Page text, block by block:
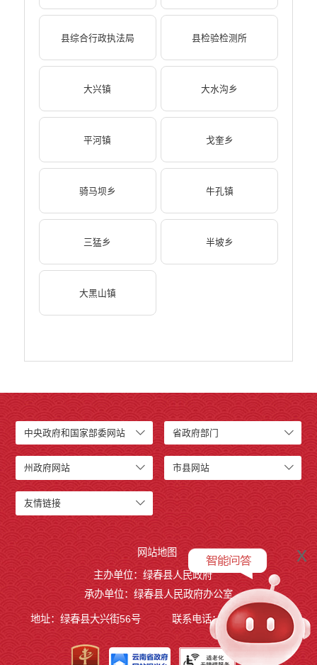
县综合行政执法局 县检验检测所
大兴镇 大水沟乡
平河镇 戈奎乡
骑马坝乡 牛孔镇
三猛乡 半坡乡
大黑山镇
中央政府和国家部委网站 省政府部门
州政府网站 市县网站
友情链接
x
网站地图
主办单位：绿春县人民政府
承办单位：绿春县人民政府办公室
地址：绿春县大兴街56号 联系电话：0873-4221495